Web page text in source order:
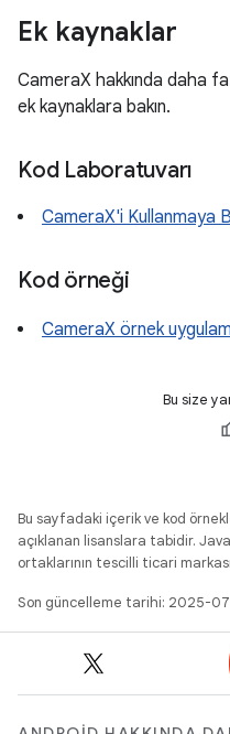
Ek kaynaklar
CameraX hakkında daha
ek kaynaklara bakın.
Kod Laboratuvarı
CameraX'i Kullanmaya
Kod örneği
CameraX örnek
Bu size
Bu sayfadaki içerik ve kod
açıklanan lisanslara tabidir.
ortaklarının tescilli ticari
Son güncelleme tarihi: 2025-